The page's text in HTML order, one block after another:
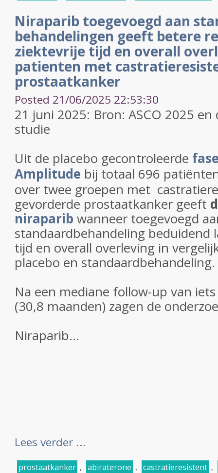
Niraparib toegevoegd aan
behandelingen geeft betere
ziektevrije tijd en overall
patienten met
prostaatkanker
Posted 21/06/2025 22:53:30
21 juni 2025: Bron: ASCO 2025
studie
Uit de placebo gecontroleerde
Amplitude bij totaal 696
over twee groepen met
gevorderde prostaatkanker geeft
niraparib wanneer toegevoegd
standaardbehandeling beduidend
tijd en overall overleving in
placebo en standaardbehandeling.
Na een mediane follow-up van
(30,8 maanden) zagen de
Niraparib...
Lees verder ...
prostaatkanker , abiraterone , castratieresistent ,